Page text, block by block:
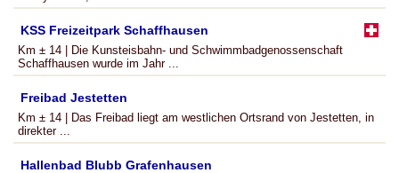
KSS Freizeitpark Schaffhausen
Km ± 14 | Die Kunsteisbahn- und Schwimmbadgenossenschaft
Schaffhausen wurde im Jahr ...
Freibad Jestetten
Km ± 14 | Das Freibad liegt am westlichen Ortsrand von Jestetten, in
direkter ...
Hallenbad Blubb Grafenhausen